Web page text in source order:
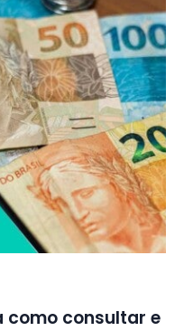
como consultar e